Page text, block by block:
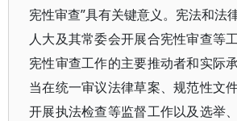
宪性审查”具有关键意义。宪法和法
人大及其常委会开展合宪性审查等
宪性审查工作的主要推动者和实际
当在统一审议法律草案、规范性文
开展执法检查等监督工作以及选举